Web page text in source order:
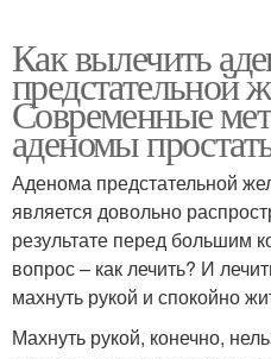
Как вылечить
предстательной
Современные
аденомы
Аденома предстательной
является довольно
результате перед большим
вопрос – как лечить? И
махнуть рукой и спокойно
Махнуть рукой, конечно,